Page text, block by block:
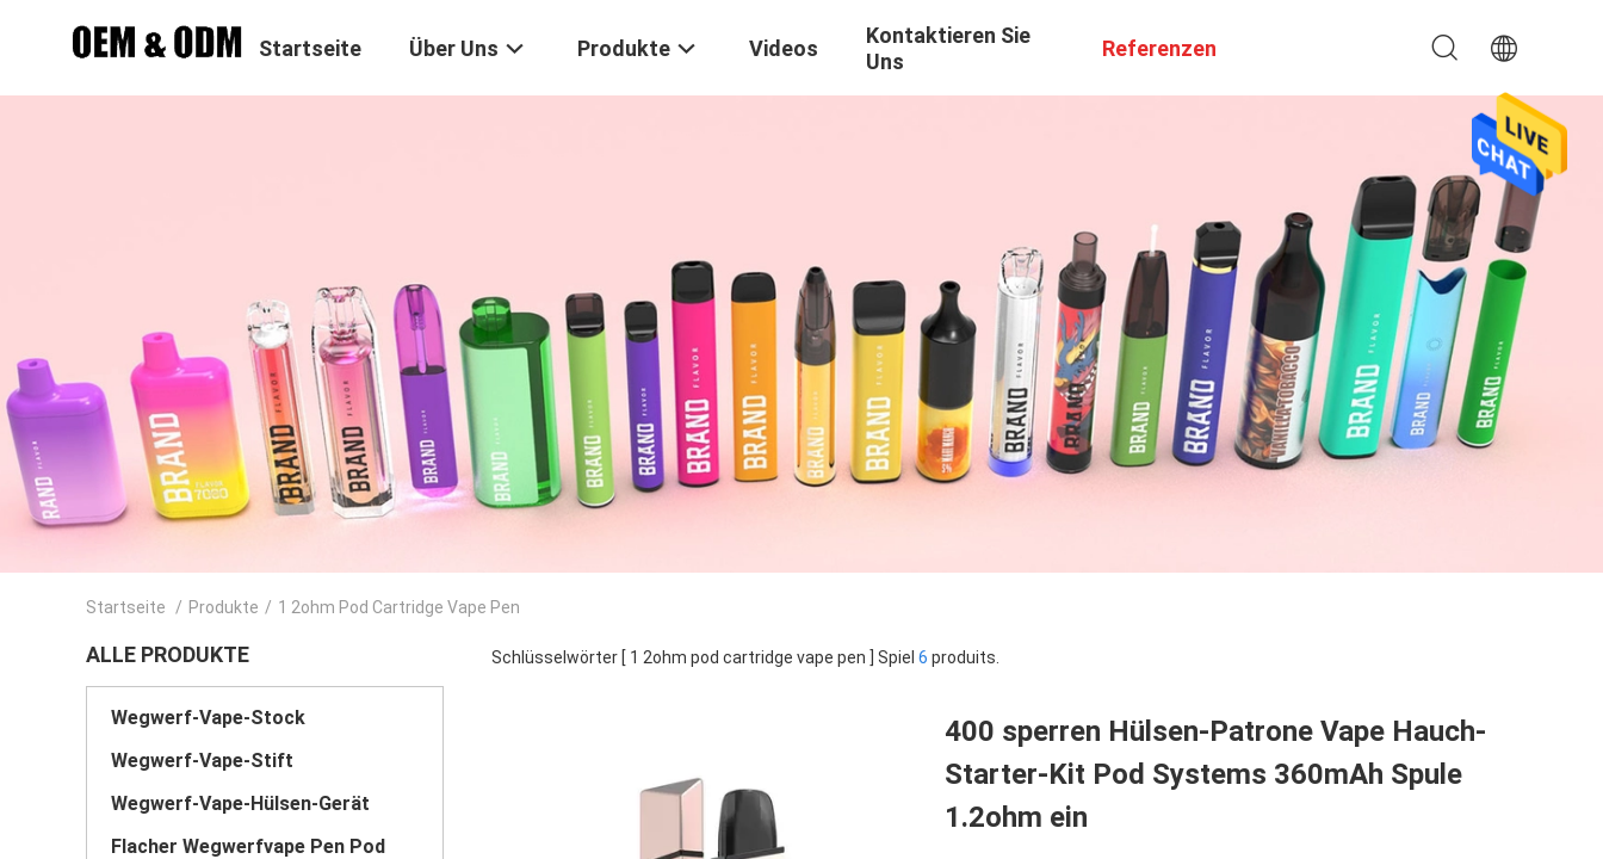
Startseite Über Uns Produkte Videos
Kontaktieren Sie
Uns
Referenzen
Startseite / Produkte / 1 2ohm Pod Cartridge Vape Pen
ALLE PRODUKTE
Wegwerf-Vape-Stock
Wegwerf-Vape-Stift
Wegwerf-Vape-Hülsen-Gerät
Flacher Wegwerfvape Pen Pod
Schlüsselwörter [ 1 2ohm pod cartridge vape pen ] Spiel 6 produits.
400 sperren Hülsen-Patrone Vape Hauch-
Starter-Kit Pod Systems 360mAh Spule
1.2ohm ein